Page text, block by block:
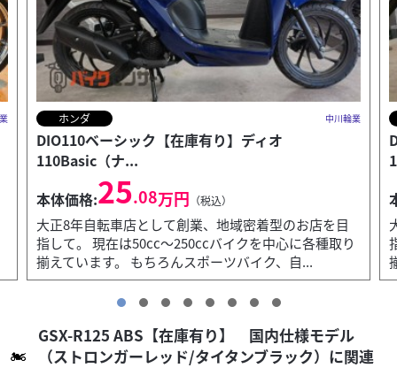
ホンダ 中川輪業
DIO110ベーシック【在庫有り】ディオ
110Basic（パ...
本体価格:25.08万円 （税込）
大正8年自転車店として創業、地域密着型のお店を目
指して。 現在は50cc～250ccバイクを中心に各種取り
揃えています。 もちろんスポーツバイク、自...
GSX-R125 ABS【在庫有り】 国内仕様モデル
（ストロンガーレッド/タイタンブラック）に関連